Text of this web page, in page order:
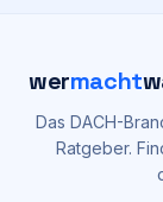
wermacht
Das DACH-
Ratgeber.